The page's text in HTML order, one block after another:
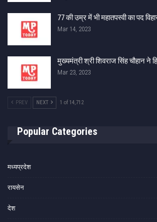
77 की उम्र में भी महातपस्वी का पद
Mar 14, 2023
मुख्यमंत्री श्री शिवराज सिंह चौहान ने
Mar 23, 2023
PREV NEXT 1 of 14,712
Popular Categories
मध्यप्रदेश
रायसेन
देश